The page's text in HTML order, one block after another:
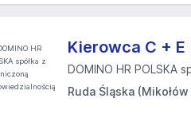
Kierowca C +
DOMINO HR POLSKA
Ruda Śląska